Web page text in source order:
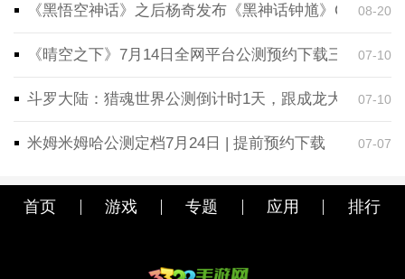
《黑悟空神话》之后杨奇发布《黑神话钟馗》CG！预
08-20
《晴空之下》7月14日全网平台公测预约下载三端同步
07-10
斗罗大陆：猎魂世界公测倒计时1天，跟成龙大哥一起
07-10
米姆米姆哈公测定档7月24日 | 提前预约下载 07-07
首页 游戏 专题 应用 排行